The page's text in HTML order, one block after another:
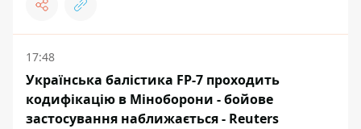
17:48
Українська балістика FP-7 проходить
кодифікацію в Міноборони - бойове
застосування наближається - Reuters